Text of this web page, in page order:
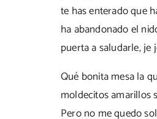
te has enterado que
ha abandonado el
puerta a saludarle, je
Qué bonita mesa la
moldecitos amarillos
Pero no me quedo